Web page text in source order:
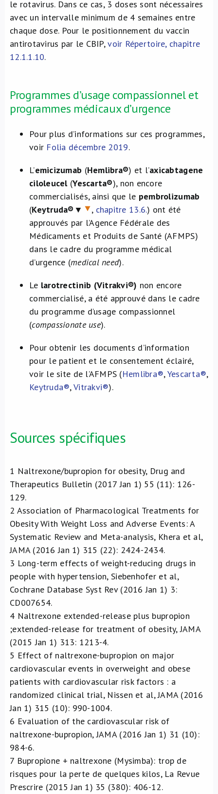
le rotavirus. Dans ce cas, 3 doses sont nécessaires
avec un intervalle minimum de 4 semaines entre
chaque dose. Pour le positionnement du vaccin
antirotavirus par le CBIP,voir Répertoire, chapitre
12.1.1.10.
Programmes d’usage compassionnel et
programmes médicaux d’urgence
Pour plus d’informations sur ces programmes,
voir Folia décembre 2019.
L’emicizumab (Hemlibra®) et l’axicabtagene
ciloleucel (Yescarta®), non encore
commercialisés, ainsi que le pembrolizumab
(Keytruda® ▼ , chapitre 13.6.) ont été
approuvés par l’Agence Fédérale des
Médicaments et Produits de Santé (AFMPS)
dans le cadre du programme médical
d’urgence (medical need).
Le larotrectinib (Vitrakvi®) non encore
commercialisé, a été approuvé dans le cadre
du programme d’usage compassionnel
(compassionate use).
Pour obtenir les documents d’information
pour le patient et le consentement éclairé,
voir le site de l’AFMPS (Hemlibra®,Yescarta®,
Keytruda®,Vitrakvi®).
Sources spécifiques
1 Naltrexone/bupropion for obesity, Drug and
Therapeutics Bulletin (2017 Jan 1) 55 (11): 126-
129.
2 Association of Pharmacological Treatments for
Obesity With Weight Loss and Adverse Events: A
Systematic Review and Meta-analysis, Khera et al,
JAMA (2016 Jan 1) 315 (22): 2424-2434.
3 Long-term effects of weight-reducing drugs in
people with hypertension, Siebenhofer et al,
Cochrane Database Syst Rev (2016 Jan 1) 3:
CD007654.
4 Naltrexone extended-release plus bupropion
;extended-release for treatment of obesity, JAMA
(2015 Jan 1) 313: 1213-4.
5 Effect of naltrexone-bupropion on major
cardiovascular events in overweight and obese
patients with cardiovascular risk factors : a
randomized clinical trial, Nissen et al, JAMA (2016
Jan 1) 315 (10): 990-1004.
6 Evaluation of the cardiovascular risk of
naltrexone-bupropion, JAMA (2016 Jan 1) 31 (10):
984-6.
7 Bupropione + naltrexone (Mysimba): trop de
risques pour la perte de quelques kilos, La Revue
Prescrire (2015 Jan 1) 35 (380): 406-12.